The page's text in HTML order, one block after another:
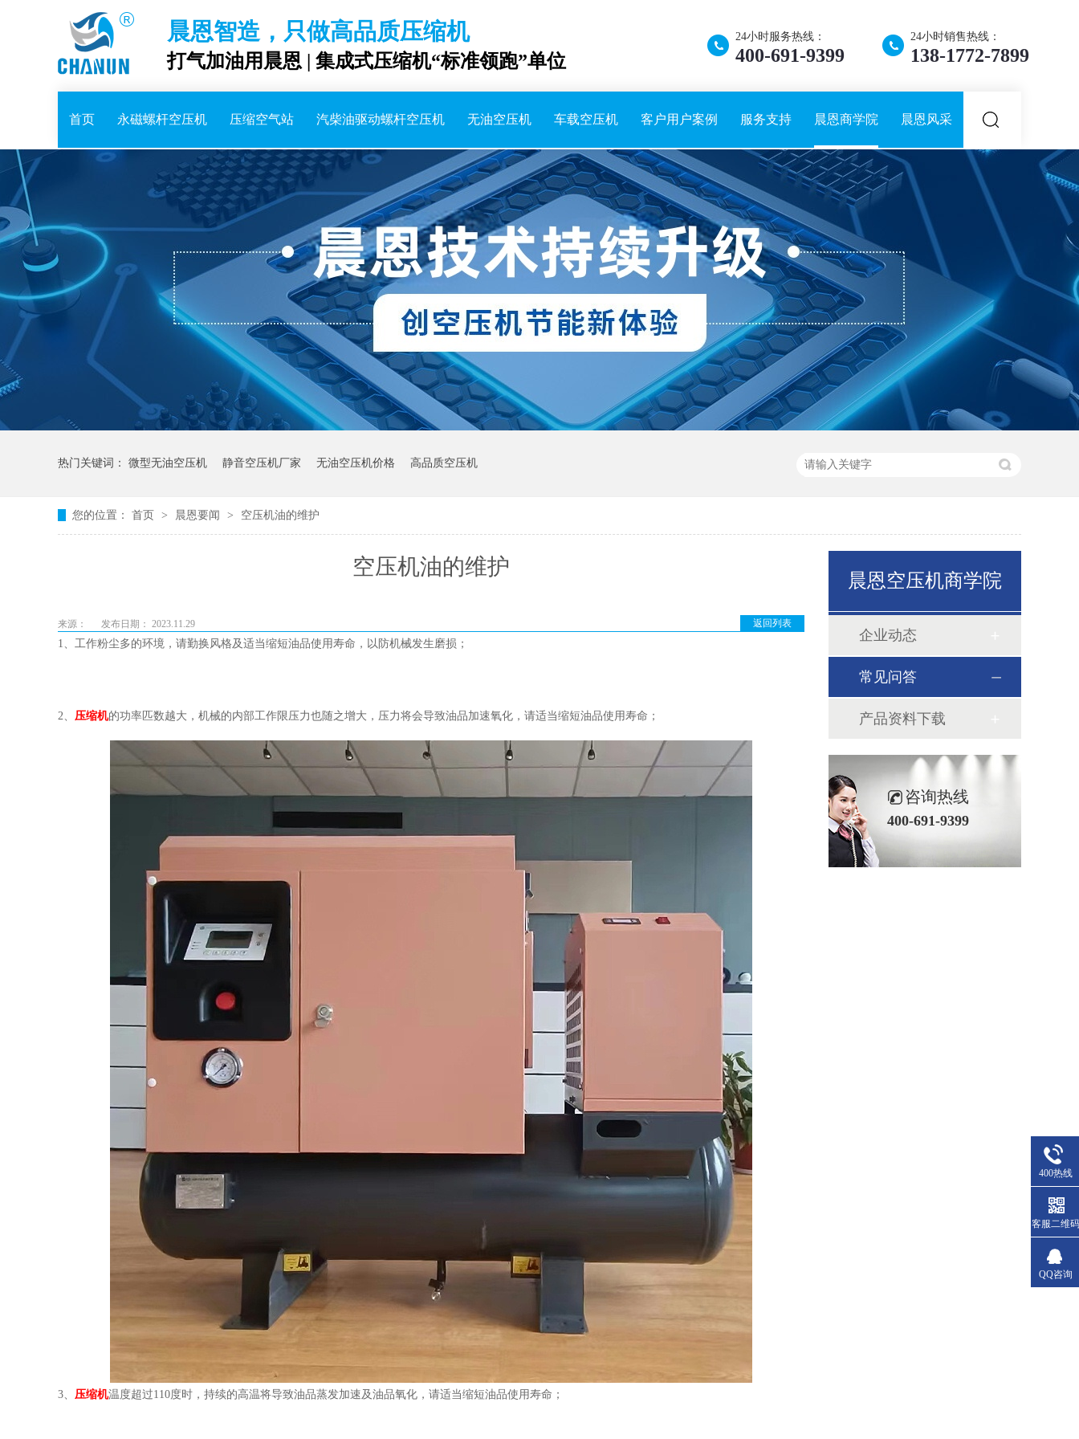
晨恩智造，只做高品质压缩机
打气加油用晨恩 | 集成式压缩机“标准领跑”单位
24小时服务热线：
400-691-9399
24小时销售热线：
138-1772-7899
首页 永磁螺杆空压机 压缩空气站 汽柴油驱动螺杆空压机 无油空压机 车载空压机 客户用户案例 服务支持 晨恩商学院 晨恩风采
热门关键词： 微型无油空压机 静音空压机厂家 无油空压机价格 高品质空压机
您的位置： 首页 > 晨恩要闻 > 空压机油的维护
空压机油的维护
返回列表
来源： 发布日期： 2023.11.29
1、工作粉尘多的环境，请勤换风格及适当缩短油品使用寿命，以防机械发生磨损；
2、 压缩机的功率匹数越大，机械的内部工作限压力也随之增大，压力将会导致油品加速氧化，请适当缩短油品使用寿命；
3、 压缩机温度超过110度时，持续的高温将导致油品蒸发加速及油品氧化，请适当缩短油品使用寿命；
晨恩空压机商学院
企业动态
常见问答
产品资料下载
咨询热线
400-691-9399
400热线
客服二维码
QQ咨询